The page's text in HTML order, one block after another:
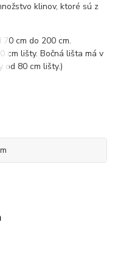
klinov, ktoré sú z
cm do 200 cm.
cm lišty. Bočná lišta má v
od 80 cm lišty.)